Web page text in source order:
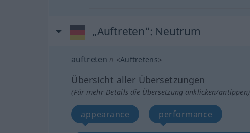
„Auftreten“: Neutrum
auftreten n <Auftretens>
Übersicht aller Übersetzungen
(Für mehr Details die Übersetzung anklicken/antippen)
appearance performance